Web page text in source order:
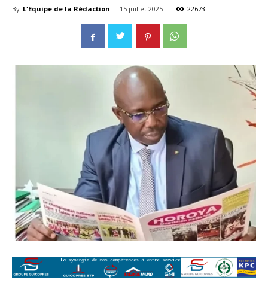
By L'Equipe de la Rédaction - 15 juillet 2025 22673